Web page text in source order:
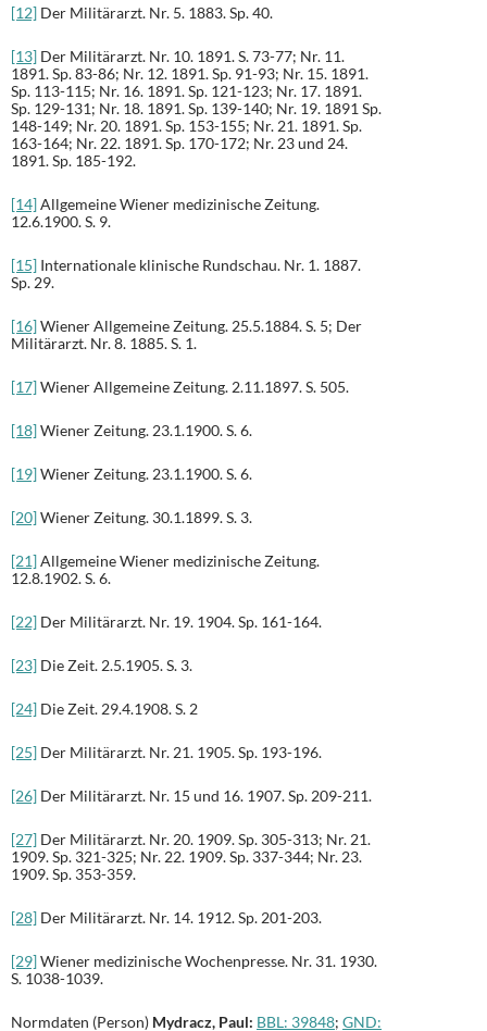
[12] Der Militärarzt. Nr. 5. 1883. Sp. 40.
[13] Der Militärarzt. Nr. 10. 1891. S. 73-77; Nr. 11.
1891. Sp. 83-86; Nr. 12. 1891. Sp. 91-93; Nr. 15. 1891.
Sp. 113-115; Nr. 16. 1891. Sp. 121-123; Nr. 17. 1891.
Sp. 129-131; Nr. 18. 1891. Sp. 139-140; Nr. 19. 1891 Sp.
148-149; Nr. 20. 1891. Sp. 153-155; Nr. 21. 1891. Sp.
163-164; Nr. 22. 1891. Sp. 170-172; Nr. 23 und 24.
1891. Sp. 185-192.
[14]Allgemeine Wiener medizinische Zeitung.
12.6.1900. S. 9.
[15] Internationale klinische Rundschau. Nr. 1. 1887.
Sp. 29.
[16]Wiener Allgemeine Zeitung. 25.5.1884. S. 5; Der
Militärarzt. Nr. 8. 1885. S. 1.
[17]Wiener Allgemeine Zeitung. 2.11.1897. S. 505.
[18]Wiener Zeitung. 23.1.1900. S. 6.
[19]Wiener Zeitung. 23.1.1900. S. 6.
[20]Wiener Zeitung. 30.1.1899. S. 3.
[21]Allgemeine Wiener medizinische Zeitung.
12.8.1902. S. 6.
[22] Der Militärarzt. Nr. 19. 1904. Sp. 161-164.
[23] Die Zeit. 2.5.1905. S. 3.
[24] Die Zeit. 29.4.1908. S. 2
[25] Der Militärarzt. Nr. 21. 1905. Sp. 193-196.
[26] Der Militärarzt. Nr. 15 und 16. 1907. Sp. 209-211.
[27] Der Militärarzt. Nr. 20. 1909. Sp. 305-313; Nr. 21.
1909. Sp. 321-325; Nr. 22. 1909. Sp. 337-344; Nr. 23.
1909. Sp. 353-359.
[28] Der Militärarzt. Nr. 14. 1912. Sp. 201-203.
[29]Wiener medizinische Wochenpresse. Nr. 31. 1930.
S. 1038-1039.
Normdaten (Person) Mydracz, Paul: BBL: 39848; GND: